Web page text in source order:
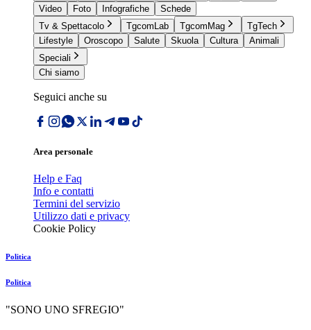
Video
Foto Infografiche
Schede
Tv & Spettacolo
TgcomLab TgcomMag
TgTech
Lifestyle
Oroscopo Salute Skuola Cultura
Animali
Speciali
Chi siamo
Seguici anche su
Area personale
Help e Faq
Info e contatti
Termini del servizio
Utilizzo dati e privacy
Cookie Policy
Politica
Politica
"SONO UNO SFREGIO"